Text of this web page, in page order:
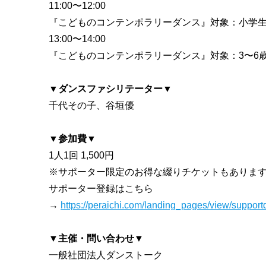
11:00〜12:00
『こどものコンテンポラリーダンス』対象：小学生
13:00〜14:00
『こどものコンテンポラリーダンス』対象：3〜6
▼ダンスファシリテーター▼
千代その子、谷垣優
▼参加費▼
1人1回 1,500円
※サポーター限定のお得な綴りチケットもあります
サポーター登録はこちら
→ https://peraichi.com/landing_pages/view/
▼主催・問い合わせ▼
一般社団法人ダンストーク